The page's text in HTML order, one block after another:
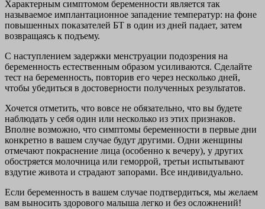
Характерным симптомом беременности является так
называемое имплантационное западение температур: на фоне
повышенных показателей БТ в один из дней падает, затем
возвращаясь к подъему.
С наступлением задержки менструации подозрения на
беременность естественным образом усиливаются. Сделайте
тест на беременность, повторив его через несколько дней,
чтобы убедиться в достоверности полученных результатов.
Хочется отметить, что вовсе не обязательно, что вы будете
наблюдать у себя один или несколько из этих признаков.
Вполне возможно, что симптомы беременности в первые дни
конкретно в вашем случае будут другими. Одни женщины
отмечают покраснение лица (особенно к вечеру), у других
обостряется молочница или геморрой, третьи испытывают
вздутие живота и страдают запорами. Все индивидуально.
Если беременность в вашем случае подтвердиться, мы желаем
вам выносить здорового малыша легко и без осложнений!